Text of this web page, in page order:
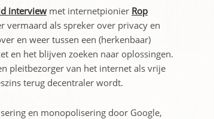
interview met internetpionier Rop
vermaard als spreker over privacy en
en weer tussen een (herkenbaar)
en het blijven zoeken naar oplossingen.
pleitbezorger van het internet als vrije
terug decentraler wordt.
en monopolisering door Google,